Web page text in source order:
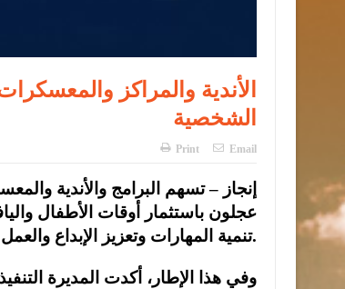
الأندية والمراكز
الشخصية
Print Email
إنجاز – تسهم البرامج والأندية
عجلون باستثمار أوقات الأطفال
تنمية المهارات وتعزيز الإبداع والعمل التطوعي وبناء الشخصية.
وفي هذا الإطار، أكدت المديرة